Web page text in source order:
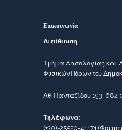
Επικοινωνία
Διεύθυνση:
Τμήμα Δασολογίας και
Φυσικών Πόρων του
Αθ. Πανταζίδου 193, 682
Τηλέφωνα:
(+30)-25520-41171